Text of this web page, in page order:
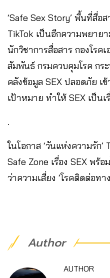
‘Safe Sex Story’ พื้นที่สื่อ
TikTok เป็นอีกความพยายา
นักวิชาการสื่อสาร กองโรค
สัมพันธ์ กรมควบคุมโรค กร
คลังข้อมูล SEX ปลอดภัย เข้
เป้าหมาย ทำให้ SEX เป็น
.
ในโอกาส ‘วันแห่งความรัก
Safe Zone เรื่อง SEX พร้
ว่าความเสี่ยง ‘โรคติดต่อท
Author
AUTHOR